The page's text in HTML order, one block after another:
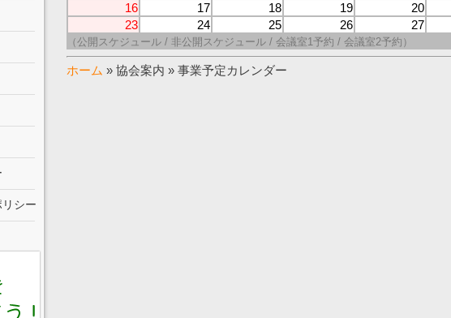
16
17 18 19 20
23
24 25 26 27
（公開スケジュール / 非公開スケジュール / 会議室1予約 / 会議室2予約）
ホーム » 協会案内 » 事業予定カレンダー
シー